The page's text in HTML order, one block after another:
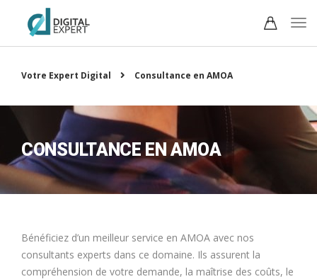
Votre Expert Digital Consultance en AMOA
CONSULTANCE EN AMOA
Bénéficiez d’un meilleur service en AMOA avec nos
consultants experts dans ce domaine. Ils assurent la
compréhension de votre demande, la maîtrise des coûts, le